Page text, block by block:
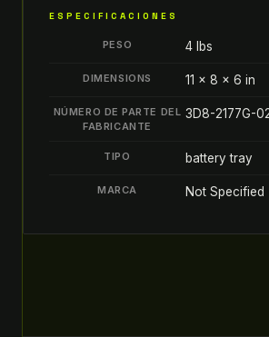
caja
quantity
ESPECIFICACIONES
PESO 4 lbs
DIMENSIONS 11 × 8 × 6 in
NÚMERO DE PARTE DEL
FABRICANTE
3D8-2177G-
TIPO battery tray
MARCA Not Specified